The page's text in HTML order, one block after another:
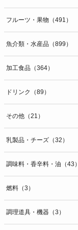
フルーツ・果物（491）
魚介類・水産品（899）
加工食品（364）
ドリンク（89）
その他（21）
乳製品・チーズ（32）
調味料・香辛料・油（43）
燃料（3）
調理道具・機器（3）